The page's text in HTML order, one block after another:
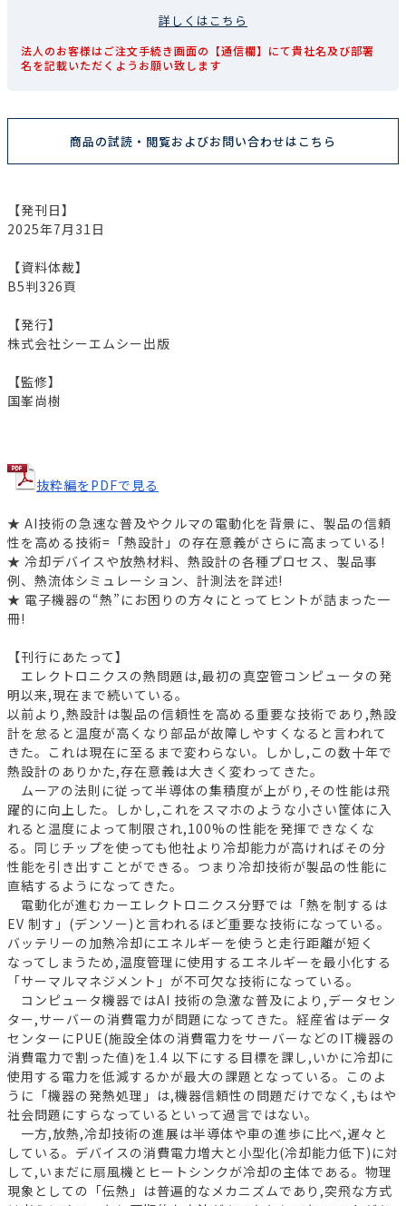
詳しくはこちら
法人のお客様はご注文手続き画面の【通信欄】にて貴社名及び部署
名を記載いただくようお願い致します
商品の試読・閲覧およびお問い合わせはこちら
【発刊日】
2025年7月31日
【資料体裁】
B5判326頁
【発行】
株式会社シーエムシー出版
【監修】
国峯尚樹
抜粋編をPDFで見る
★ AI技術の急速な普及やクルマの電動化を背景に、製品の信頼
性を高める技術=「熱設計」の存在意義がさらに高まっている!
★ 冷却デバイスや放熱材料、熱設計の各種プロセス、製品事
例、熱流体シミュレーション、計測法を詳述!
★ 電子機器の“熱”にお困りの方々にとってヒントが詰まった一
冊!
【刊行にあたって】
エレクトロニクスの熱問題は,最初の真空管コンピュータの発
明以来,現在まで続いている。
以前より,熱設計は製品の信頼性を高める重要な技術であり,熱設
計を怠ると温度が高くなり部品が故障しやすくなると言われて
きた。これは現在に至るまで変わらない。しかし,この数十年で
熱設計のありかた,存在意義は大きく変わってきた。
ムーアの法則に従って半導体の集積度が上がり,その性能は飛
躍的に向上した。しかし,これをスマホのような小さい筐体に入
れると温度によって制限され,100%の性能を発揮できなくな
る。同じチップを使っても他社より冷却能力が高ければその分
性能を引き出すことができる。つまり冷却技術が製品の性能に
直結するようになってきた。
電動化が進むカーエレクトロニクス分野では「熱を制するは
EV 制す」(デンソー)と言われるほど重要な技術になっている。
バッテリーの加熱冷却にエネルギーを使うと走行距離が短く
なってしまうため,温度管理に使用するエネルギーを最小化する
「サーマルマネジメント」が不可欠な技術になっている。
コンピュータ機器ではAI 技術の急激な普及により,データセン
ター,サーバーの消費電力が問題になってきた。経産省はデータ
センターにPUE(施設全体の消費電力をサーバーなどのIT機器の
消費電力で割った値)を1.4 以下にする目標を課し,いかに冷却に
使用する電力を低減するかが最大の課題となっている。このよ
うに「機器の発熱処理」は,機器信頼性の問題だけでなく,もはや
社会問題にすらなっているといって過言ではない。
一方,放熱,冷却技術の進展は半導体や車の進歩に比べ,遅々と
している。デバイスの消費電力増大と小型化(冷却能力低下)に対
して,いまだに扇風機とヒートシンクが冷却の主体である。物理
現象としての「伝熱」は普遍的なメカニズムであり,突飛な方式